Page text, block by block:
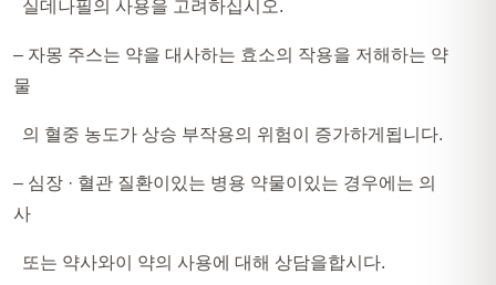
실데나필의 사용을 고려하십시오.
– 자몽 주스는 약을 대사하는 효소의 작용을 저해하는 약
물
의 혈중 농도가 상승 부작용의 위험이 증가하게됩니다.
– 심장 · 혈관 질환이있는 병용 약물이있는 경우에는 의
사
또는 약사와이 약의 사용에 대해 상담을합시다.